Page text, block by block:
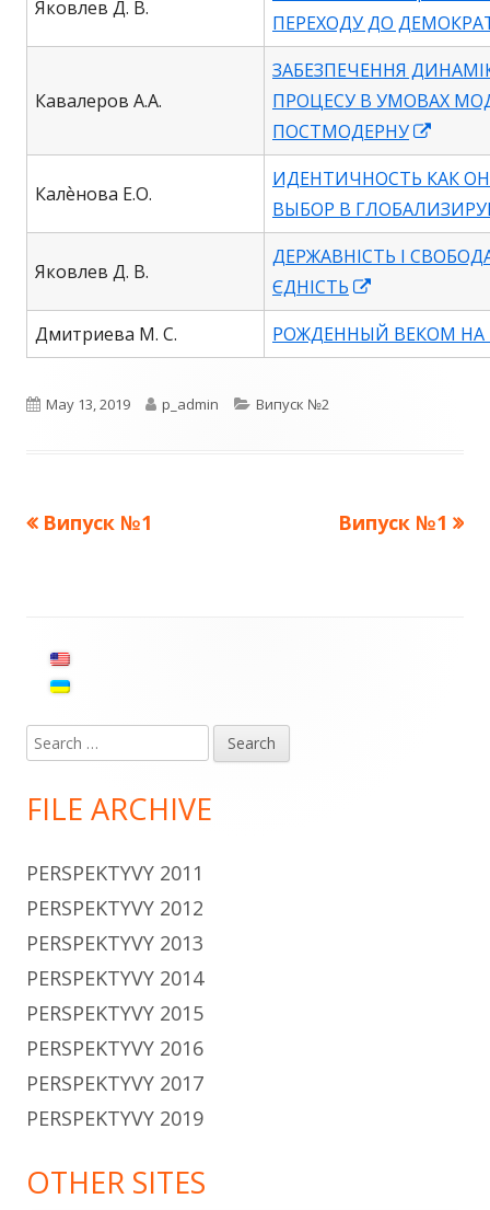
Яковлев Д. В.
ПЕРЕХОДУ ДО
Кавалеров А.А.
ЗАБЕЗПЕЧЕННЯ
ПРОЦЕСУ В УМОВАХ
ПОСТМОДЕРНУ
in
a
new
Калѐнова Е.О.
ИДЕНТИЧНОСТЬ КАК
ВЫБОР В
Яковлев Д. В.
ДЕРЖАВНІСТЬ І
ЄДНІСТЬ
in
a
Дмитриева М. С. РОЖДЕННЫЙ ВЕКОМ НА
Published
May 13, 2019 Author
p_admin Categories
Випуск №2
Post
Previous
Випуск №1
Next
Випуск №1
Main
Search
for:
FILE ARCHIVE
PERSPEKTYVY 2011
PERSPEKTYVY 2012
PERSPEKTYVY 2013
PERSPEKTYVY 2014
PERSPEKTYVY 2015
PERSPEKTYVY 2016
PERSPEKTYVY 2017
PERSPEKTYVY 2019
OTHER SITES